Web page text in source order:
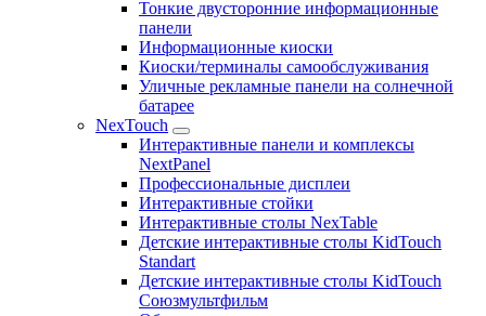
Тонкие двусторонние информационные
панели
Информационные киоски
Киоски/терминалы самообслуживания
Уличные рекламные панели на солнечной
батарее
NexTouch
Интерактивные панели и комплексы
NextPanel
Профессиональные дисплеи
Интерактивные стойки
Интерактивные столы NexTable
Детские интерактивные столы KidTouch
Standart
Детские интерактивные столы KidTouch
Союзмультфильм